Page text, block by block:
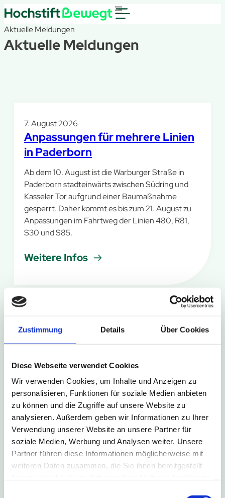
Zustimmung Details Über Cookies
Diese Webseite verwendet Cookies
Wir verwenden Cookies, um Inhalte und Anzeigen zu
personalisieren, Funktionen für soziale Medien anbieten
zu können und die Zugriffe auf unsere Website zu
analysieren. Außerdem geben wir Informationen zu Ihrer
Verwendung unserer Website an unsere Partner für
soziale Medien, Werbung und Analysen weiter. Unsere
Partner führen diese Informationen möglicherweise mit
weiteren Daten zusammen, die Sie ihnen bereitgestellt
Aktuelle Meldungen
Aktuelle Meldungen
7. August 2026
Anpassungen für mehrere Linien
in Paderborn
Ab dem 10. August ist die Warburger Straße in
Paderborn stadteinwärts zwischen Südring und
Kasseler Tor aufgrund einer Baumaßnahme
gesperrt. Daher kommt es bis zum 21. August zu
Anpassungen im Fahrtweg der Linien 480, R81,
S30 und S85.
Weitere Infos
Kurze Umleitung in Bad Driburg-
Im Rahmen des Schützenfestes in Bad Driburg-
Neuenheerse kommt es am Wochenende zu
kurzzeitigen Sperrungen der Haltestellen
Neuenheerse Siedlung und Neuenheerse Kiche.
Weitere Infos